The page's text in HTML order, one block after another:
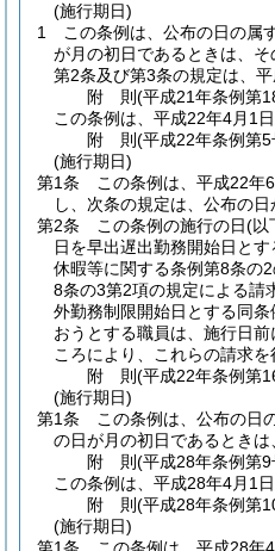
(施行期日)
1
この条例は、公布の日の属
が月の初日であるときは、そ
第2条及び第3条の規定は、
附 則(平成21年条例第
この条例は、平成22年4月1日
附 則(平成22年条例第5
(施行期日)
第1条
この条例は、平成22年
し、次条の規定は、公布の日
第2条
この条例の施行の日(以
日を早出遅出勤務開始日とす
休暇等に関する条例第8条の
8条の3第2項の規定による請
外勤務制限開始日とする同
おうとする職員は、施行日
ころにより、これらの請求を
附 則(平成22年条例第
(施行期日)
第1条
この条例は、公布の日
の日が月の初日であるときは
附 則(平成28年条例第9
この条例は、平成28年4月1日
附 則(平成28年条例第
(施行期日)